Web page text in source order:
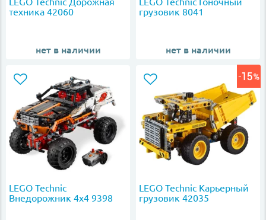
техника 42060
нет в наличии
грузовик 8041
нет в наличии
LEGO Technic
Внедорожник 4х4 9398
LEGO Technic Карьерный
грузовик 42035